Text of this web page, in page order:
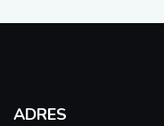
ADRES